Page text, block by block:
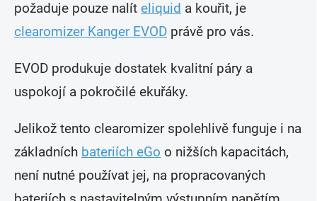
požaduje pouze nalít eliquid a kouřit, je
clearomizer Kanger EVOD právě pro vás.
EVOD produkuje dostatek kvalitní páry a
uspokojí a pokročilé ekuřáky.
Jelikož tento clearomizer spolehlivě funguje i na
základních bateriích eGo o nižších kapacitách,
není nutné používat jej, na propracovaných